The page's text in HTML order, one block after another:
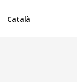
Català